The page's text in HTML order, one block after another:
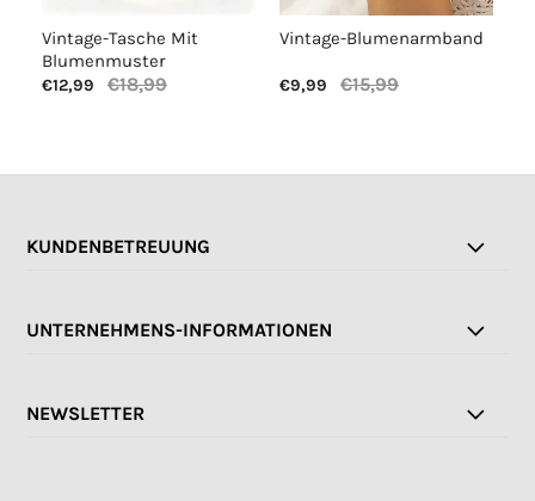
Vintage-Tasche Mit
Blumenmuster
€12,99 €18,99
Vintage-Blumenarmband
€9,99 €15,99
KUNDENBETREUUNG
UNTERNEHMENS-INFORMATIONEN
NEWSLETTER